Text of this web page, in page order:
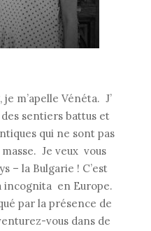
m’apelle Vénéta. J’
sentiers battus et
qui ne sont pas
Je veux vous
– la Bulgarie ! C’est
incognita en Europe.
par la présence de
vous dans de